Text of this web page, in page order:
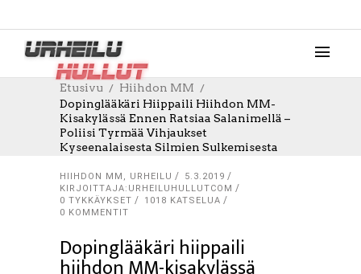
Etusivu
Hiihdon MM
Dopinglääkäri Hiippaili Hiihdon MM-
Kisakylässä Ennen Ratsiaa Salanimellä –
Poliisi Tyrmää Vihjaukset
Kyseenalaisesta Silmien Sulkemisesta
HIIHDON MM , URHEILU
5.3.2019
KIRJOITTAJA:URHEILUHULLUTCOM
0 TYKKÄYKSET
1018 KATSELUA
0 KOMMENTIT
Dopinglääkäri hiippaili